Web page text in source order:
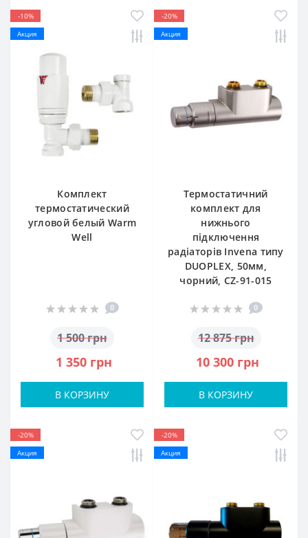
-10%
Акция
Комплект
термостатический
угловой белый Warm
Well
0
1 500 грн
1 350 грн
В КОРЗИНУ
-20%
Акция
Термостатичний
комплект для
нижнього
підключення
радіаторів Invena типу
DUOPLEX, 50мм,
чорний, CZ-91-015
0
12 875 грн
10 300 грн
В КОРЗИНУ
-20%
Акция
-20%
Акция